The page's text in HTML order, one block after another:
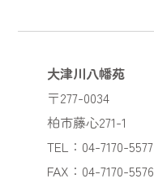
大津川八幡苑
〒277-0034
柏市藤心271-1
TEL：04-7170-5577
FAX：04-7170-5576